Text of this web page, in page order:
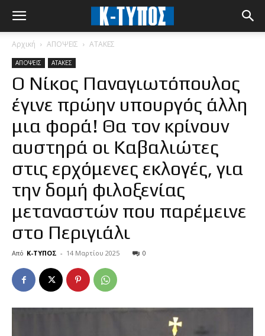
Αρχική ΑΠΟΨΕΙΣ ΑΤΑΚΕΣ
ΑΠΟΨΕΙΣ ΑΤΑΚΕΣ
Ο Νίκος Παναγιωτόπουλος
έγινε πρώην υπουργός άλλη
μια φορά! Θα τον κρίνουν
αυστηρά οι Καβαλιώτες
στις ερχόμενες εκλογές, για
την δομή φιλοξενίας
μεταναστών που παρέμεινε
στο Περιγιάλι
Από Κ-ΤΥΠΟΣ - 14 Μαρτίου 2025 0